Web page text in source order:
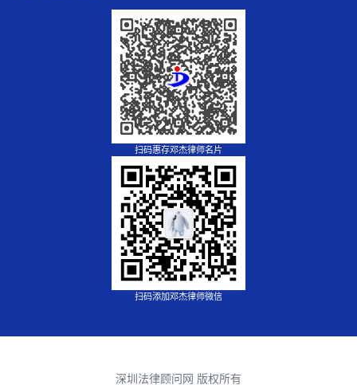
扫码惠存邓杰律师名片
扫码添加邓杰律师微信
深圳法律顾问网 版权所有